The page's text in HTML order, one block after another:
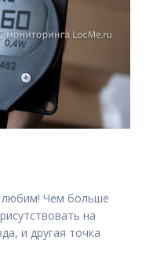
любим! Чем больше
на
и другая точка